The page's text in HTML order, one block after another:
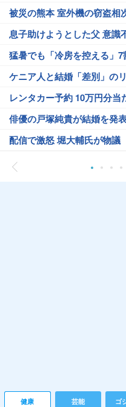
被災の熊本 室外機の窃盗相
息子助けようとした父 意識
猛暑でも「冷房を控える」7
ケニア人と結婚「差別」の
レンタカー予約 10万円分当
俳優の戸塚純貴が結婚を発
配信で激怒 堀大輔氏が物議
健康 芸能 ゴ